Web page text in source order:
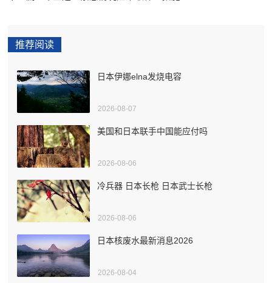
推荐阅读
日本伊娜elna发烧电容
2026-08-07
美国和日本联手中国能应付吗
2026-08-06
冷兵器 日本长枪 日本武士长枪
2026-08-06
日本核废水最新消息2026
2026-08-04